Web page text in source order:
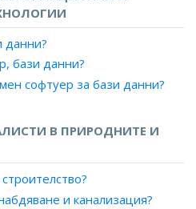
счетоводител?
одитор?
данни?
бази данни?
софтуер за бази данни?
данни?
данни?В ПРИРОДНИТЕ И
и канализация?